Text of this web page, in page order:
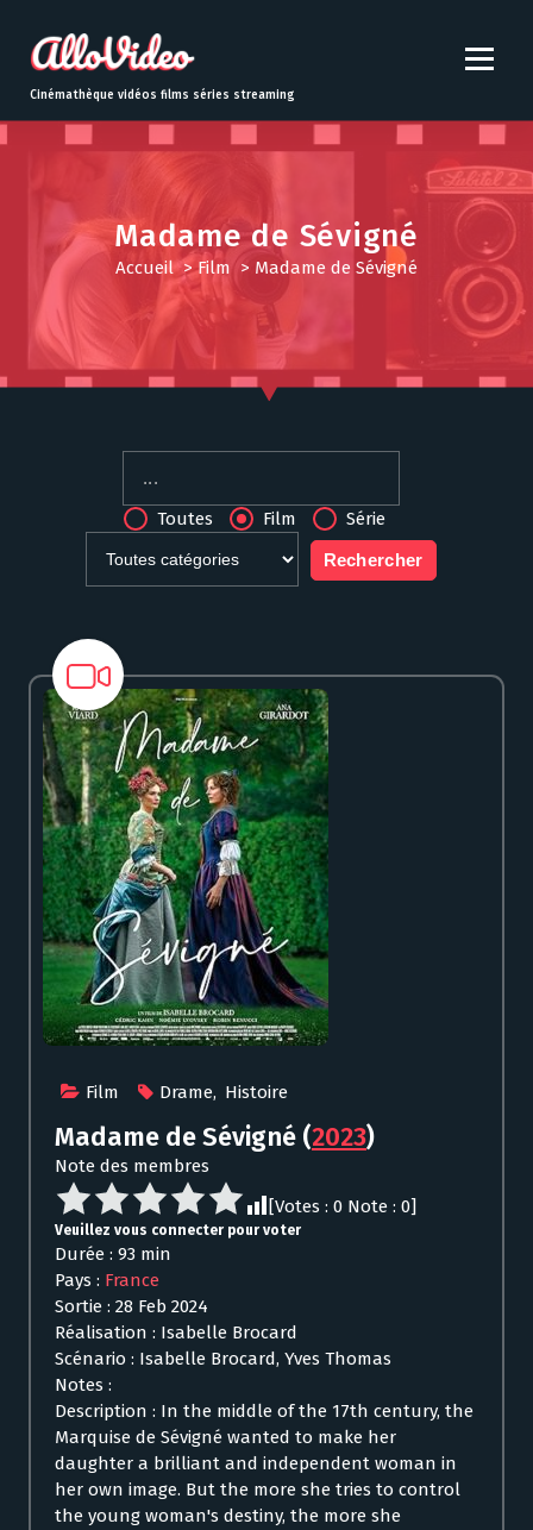
t
o
Cinémathèque vidéos films séries streaming
Madame de Sévigné
Accueil>Film> Madame de Sévigné
Toutes Film Série
Film Drame, Histoire
Madame de Sévigné (2023)
Note des membres
[Votes : 0 Note : 0]
Veuillez vous connecter pour voter
Durée : 93 min
Pays : France
Sortie : 28 Feb 2024
Réalisation : Isabelle Brocard
Scénario : Isabelle Brocard, Yves Thomas
Notes :
Description : In the middle of the 17th century, the
Marquise de Sévigné wanted to make her
daughter a brilliant and independent woman in
her own image. But the more she tries to control
the young woman's destiny, the more she